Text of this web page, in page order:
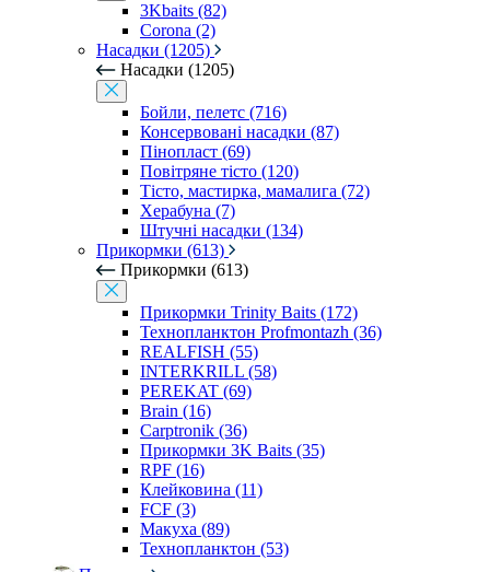
3Kbaits (82)
Corona (2)
Насадки (1205)
Насадки (1205)
Бойли, пелетс (716)
Консервовані насадки (87)
Пінопласт (69)
Повітряне тісто (120)
Тісто, мастирка, мамалига (72)
Херабуна (7)
Штучні насадки (134)
Прикормки (613)
Прикормки (613)
Прикормки Trinity Baits (172)
Технопланктон Profmontazh (36)
REALFISH (55)
INTERKRILL (58)
PEREKAT (69)
Brain (16)
Carptronik (36)
Прикормки 3K Baits (35)
RPF (16)
Клейковина (11)
FCF (3)
Макуха (89)
Технопланктон (53)